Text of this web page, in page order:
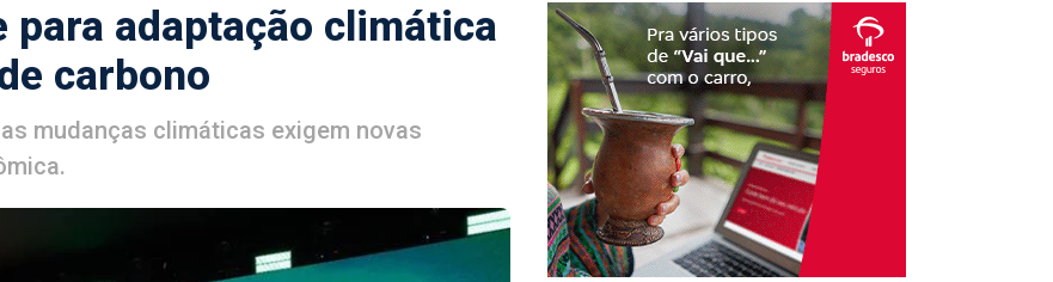
para adaptação climática
carbono
mudanças climáticas exigem novas